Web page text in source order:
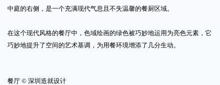
中庭的右侧，是一个充满现代气息且不失温馨的餐厨区域。
在这个现代风格的餐厅中，色域绘画的绿色被巧妙地运用为亮色元素，它
巧妙地提升了空间的艺术基调，为用餐环境增添了几分生动。
餐厅 © 深圳造就设计